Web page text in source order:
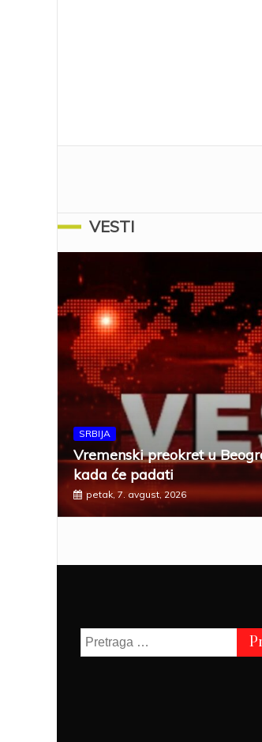
VESTI
SRBIJA
Vremenski preokret u
kada će padati
petak, 7. avgust, 2026
Pretraga
za: